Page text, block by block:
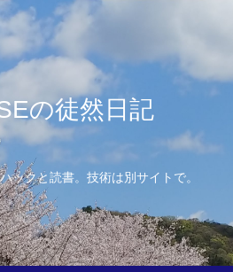
の徒然日記
ックと読書。技術は別サイトで。